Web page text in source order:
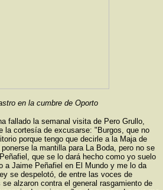
en la cumbre de Oporto
fallado la semanal visita de Pero Grullo,
la cortesía de excusarse: "Burgos, que no
porque tengo que decirle a la Maja de
la mantilla para La Boda, pero no se
que se lo dará hecho como yo suelo
a Jaime Peñafiel en El Mundo y me lo da
se despelotó, de entre las voces de
alzaron contra el general rasgamiento de